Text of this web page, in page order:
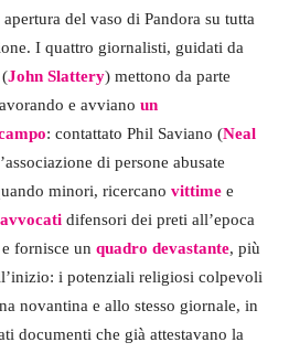
del vaso di Pandora su tutta
I quattro giornalisti, guidati da
(John Slattery) mettono da parte
e avviano un
: contattato Phil Saviano (Neal
di persone abusate
minori, ricercano vittime e
avvocati difensori dei preti all’epoca
fornisce un quadro devastante, più
i potenziali religiosi colpevoli
novantina e allo stesso giornale, in
documenti che già attestavano la